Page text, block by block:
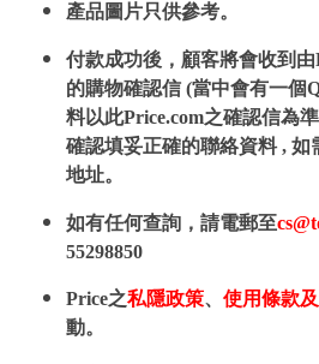
產品圖片只供參考。
付款成功後，顧客將會收到
的購物確認信 (當中會有一個
料以此Price.com之確認信為
確認填妥正確的聯絡資料 , 如
地址。
如有任何查詢，請電郵至
55298850
Price之私隱政策、 使用條款
動。